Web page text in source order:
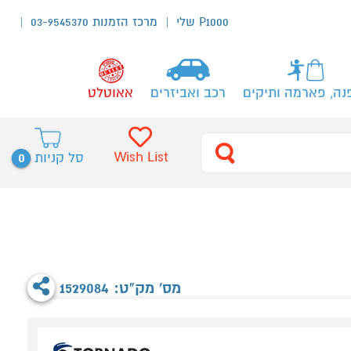
P1000 שלי מרכז הזמנות 03-9545370
פארמה ותיקים רכב ואביזרים אאוטלט
סל קניות 0 Wish List
מס' מק"ט: 1529084